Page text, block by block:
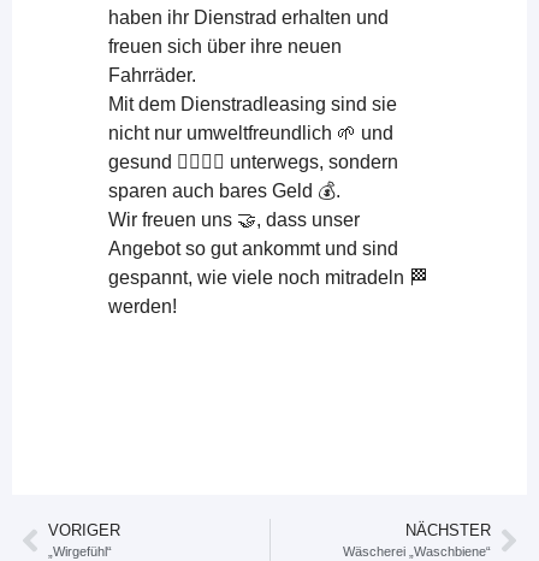
haben ihr Dienstrad erhalten und
freuen sich über ihre neuen
Fahrräder.
Mit dem Dienstradleasing sind sie
nicht nur umweltfreundlich 🌱 und
gesund 🚴‍♀️🚴‍♂️ unterwegs, sondern
sparen auch bares Geld 💰.
Wir freuen uns 🤝, dass unser
Angebot so gut ankommt und sind
gespannt, wie viele noch mitradeln 🏁
werden!
VORIGER
„Wirgefühl“
NÄCHSTER
Wäscherei „Waschbiene“